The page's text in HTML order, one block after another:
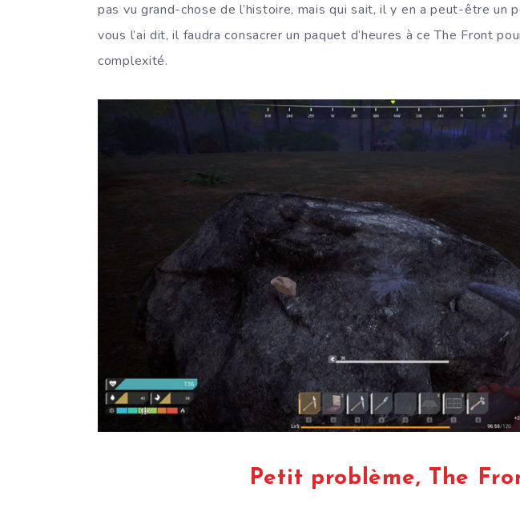
pas vu grand-chose de l’histoire, mais qui sait, il y en a peut-être un
vous l’ai dit, il faudra consacrer un paquet d’heures à ce The Front
complexité.
Petit problème, The